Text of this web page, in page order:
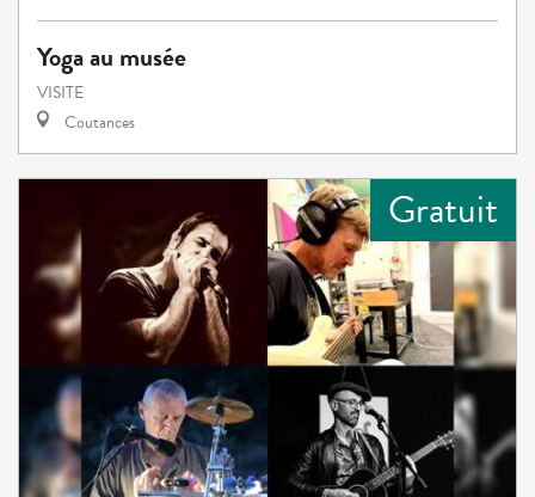
Yoga au musée
VISITE
Coutances
Gratuit